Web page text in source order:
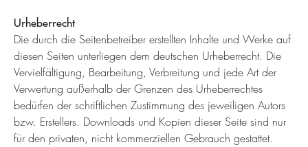
Urheberrecht
Die durch die Seitenbetreiber erstellten Inhalte und Werke auf
diesen Seiten unterliegen dem deutschen Urheberrecht. Die
Vervielfältigung, Bearbeitung, Verbreitung und jede Art der
Verwertung außerhalb der Grenzen des Urheberrechtes
bedürfen der schriftlichen Zustimmung des jeweiligen Autors
bzw. Erstellers. Downloads und Kopien dieser Seite sind nur
für den privaten, nicht kommerziellen Gebrauch gestattet.